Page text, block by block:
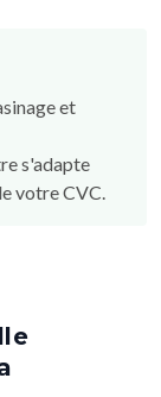
et
s'adapte
votre CVC.